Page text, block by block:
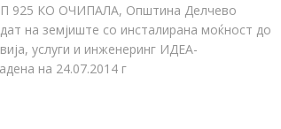
925 КО ОЧИПАЛА, Општина Делчево
на земјиште со инсталирана моќност до
услуги и инженеринг ИДЕА-
на 24.07.2014 г